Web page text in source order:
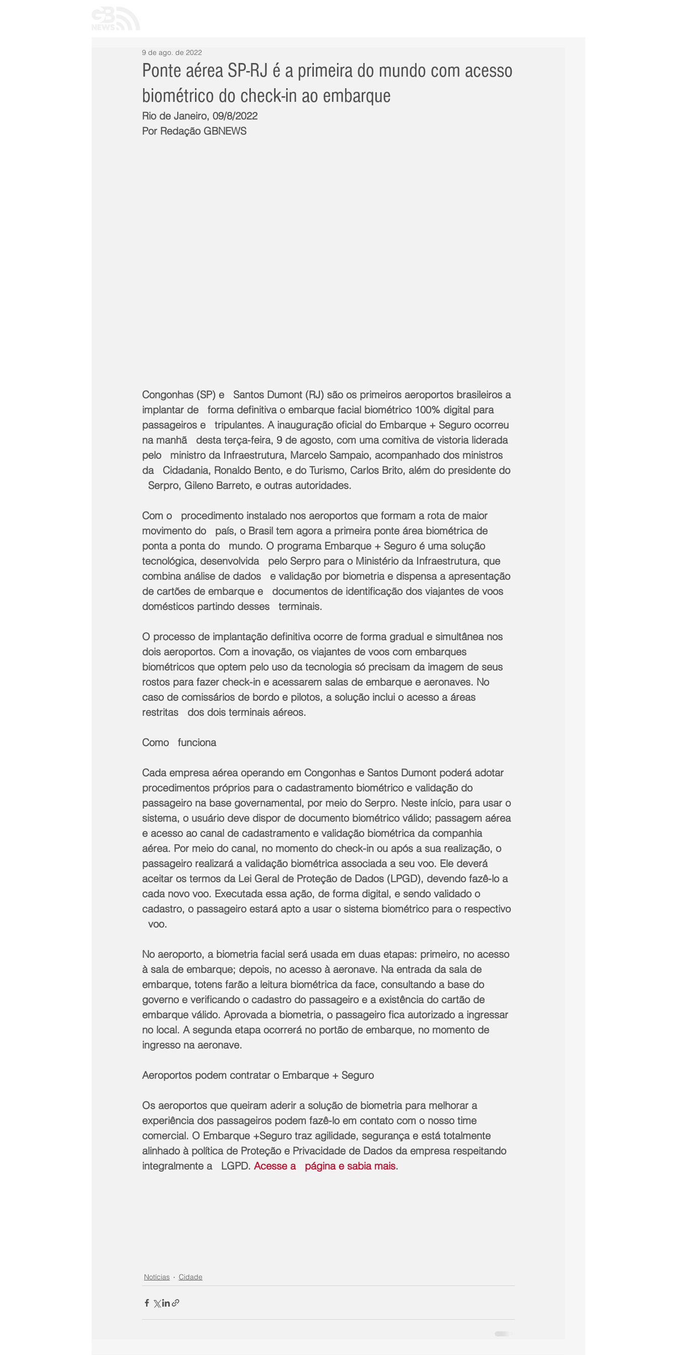
Ponte aérea SP-RJ é a primeira do mundo com acesso
biométrico do check-in ao embarque
9 de ago. de 2022
Rio de Janeiro, 09/8/2022
Por Redação GBNEWS
Congonhas (SP) e   Santos Dumont (RJ) são os primeiros aeroportos brasileiros a
implantar de   forma definitiva o embarque facial biométrico 100% digital para
passageiros e   tripulantes. A inauguração oficial do Embarque + Seguro ocorreu
na manhã   desta terça-feira, 9 de agosto, com uma comitiva de vistoria liderada
pelo   ministro da Infraestrutura, Marcelo Sampaio, acompanhado dos ministros
da   Cidadania, Ronaldo Bento, e do Turismo, Carlos Brito, além do presidente do
  Serpro, Gileno Barreto, e outras autoridades.
Com o   procedimento instalado nos aeroportos que formam a rota de maior
movimento do   país, o Brasil tem agora a primeira ponte área biométrica de
ponta a ponta do   mundo. O programa Embarque + Seguro é uma solução
tecnológica, desenvolvida   pelo Serpro para o Ministério da Infraestrutura, que
combina análise de dados   e validação por biometria e dispensa a apresentação
de cartões de embarque e   documentos de identificação dos viajantes de voos
domésticos partindo desses   terminais.
O processo de implantação definitiva ocorre de forma gradual e simultânea nos
dois aeroportos. Com a inovação, os viajantes de voos com embarques
biométricos que optem pelo uso da tecnologia só precisam da imagem de seus
rostos para fazer check-in e acessarem salas de embarque e aeronaves. No
caso de comissários de bordo e pilotos, a solução inclui o acesso a áreas
restritas   dos dois terminais aéreos.
Como   funciona
Cada empresa aérea operando em Congonhas e Santos Dumont poderá adotar
procedimentos próprios para o cadastramento biométrico e validação do
passageiro na base governamental, por meio do Serpro. Neste início, para usar o
sistema, o usuário deve dispor de documento biométrico válido; passagem aérea
e acesso ao canal de cadastramento e validação biométrica da companhia
aérea. Por meio do canal, no momento do check-in ou após a sua realização, o
passageiro realizará a validação biométrica associada a seu voo. Ele deverá
aceitar os termos da Lei Geral de Proteção de Dados (LPGD), devendo fazê-lo a
cada novo voo. Executada essa ação, de forma digital, e sendo validado o
cadastro, o passageiro estará apto a usar o sistema biométrico para o respectivo
  voo.
No aeroporto, a biometria facial será usada em duas etapas: primeiro, no acesso
à sala de embarque; depois, no acesso à aeronave. Na entrada da sala de
embarque, totens farão a leitura biométrica da face, consultando a base do
governo e verificando o cadastro do passageiro e a existência do cartão de
embarque válido. Aprovada a biometria, o passageiro fica autorizado a ingressar
no local. A segunda etapa ocorrerá no portão de embarque, no momento de
ingresso na aeronave.
Aeroportos podem contratar o Embarque + Seguro
Os aeroportos que queiram aderir a solução de biometria para melhorar a
experiência dos passageiros podem fazê-lo em contato com o nosso time
comercial. O Embarque +Seguro traz agilidade, segurança e está totalmente
alinhado à política de Proteção e Privacidade de Dados da empresa respeitando
integralmente a   LGPD. Acesse a   página e sabia mais.
Notícias Cidade